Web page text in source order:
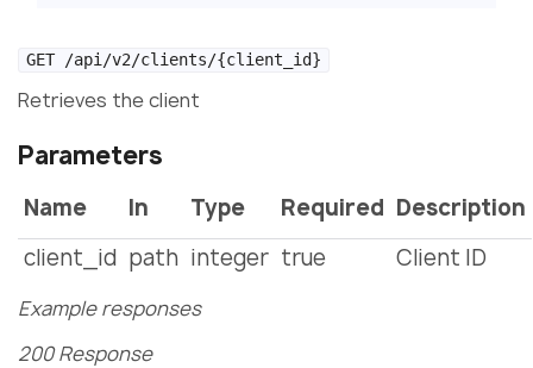
GET /api/v2/clients/{client_id}
Retrieves the client
Parameters
Name In Type Required Description
client_id path integer true Client ID
Example responses
200 Response